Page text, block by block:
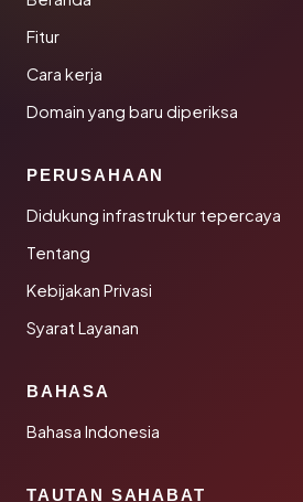
Fitur
Cara kerja
Domain yang baru diperiksa
PERUSAHAAN
Didukung infrastruktur tepercaya
Tentang
Kebijakan Privasi
Syarat Layanan
BAHASA
Bahasa Indonesia
TAUTAN SAHABAT